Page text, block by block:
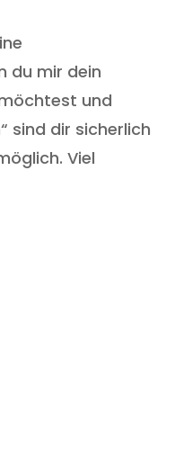
du mir dein
und
sind dir sicherlich
Viel